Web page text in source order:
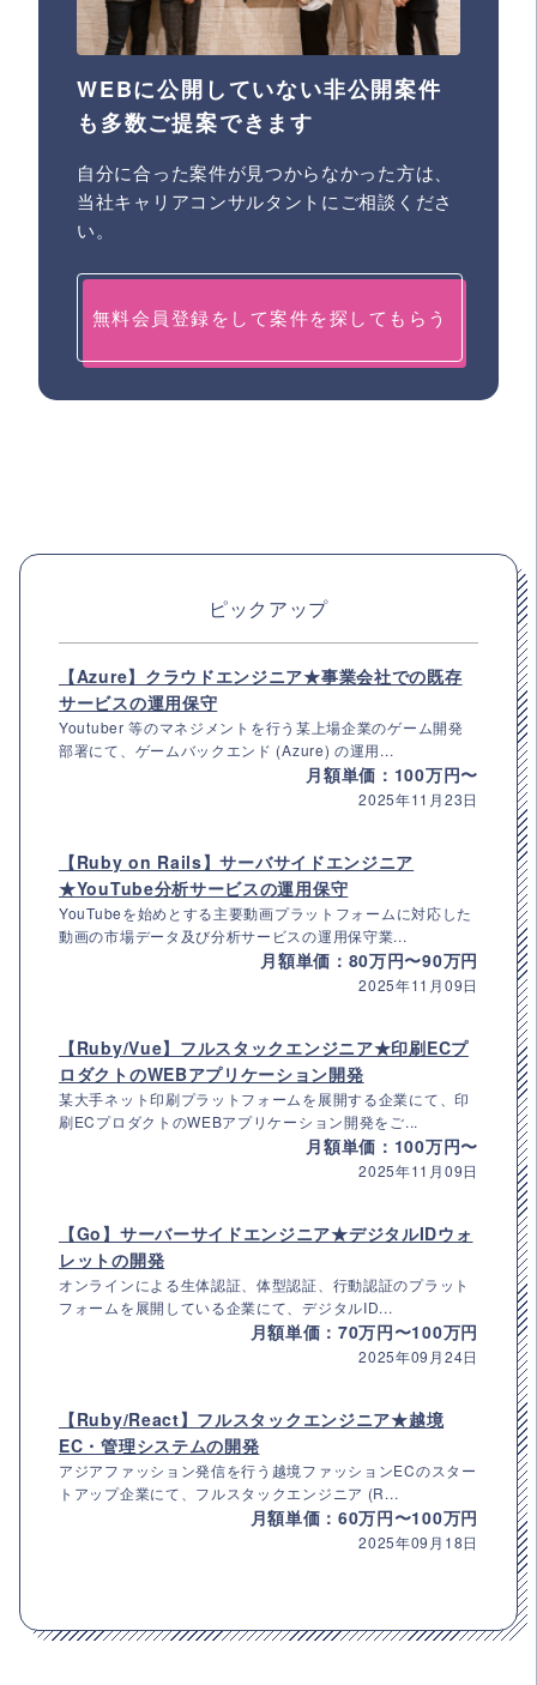
WEBに公開していない非公開案件
も多数ご提案できます
自分に合った案件が見つからなかった方は、
当社キャリアコンサルタントにご相談くださ
い。
無料会員登録をして案件を探してもらう
ピックアップ
【Azure】クラウドエンジニア★事業会社での既存
サービスの運用保守
Youtuber 等のマネジメントを行う某上場企業のゲーム開発
部署にて、ゲームバックエンド (Azure) の運用...
月額単価：100万円〜
2025年11月23日
【Ruby on Rails】サーバサイドエンジニア
★YouTube分析サービスの運用保守
YouTubeを始めとする主要動画プラットフォームに対応した
動画の市場データ及び分析サービスの運用保守業...
月額単価：80万円〜90万円
2025年11月09日
【Ruby/Vue】フルスタックエンジニア★印刷ECプ
ロダクトのWEBアプリケーション開発
某大手ネット印刷プラットフォームを展開する企業にて、印
刷ECプロダクトのWEBアプリケーション開発をご...
月額単価：100万円〜
2025年11月09日
【Go】サーバーサイドエンジニア★デジタルIDウォ
レットの開発
オンラインによる生体認証、体型認証、行動認証のプラット
フォームを展開している企業にて、デジタルID...
月額単価：70万円〜100万円
2025年09月24日
【Ruby/React】フルスタックエンジニア★越境
EC・管理システムの開発
アジアファッション発信を行う越境ファッションECのスター
トアップ企業にて、フルスタックエンジニア (R...
月額単価：60万円〜100万円
2025年09月18日